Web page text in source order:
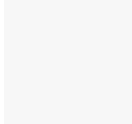
правомірності
комплексу споруд
лаври
Питання правомірності
Почаївської лаври московським
обговорено на засіданні робочої
обласній раді. Група вивчає договір,